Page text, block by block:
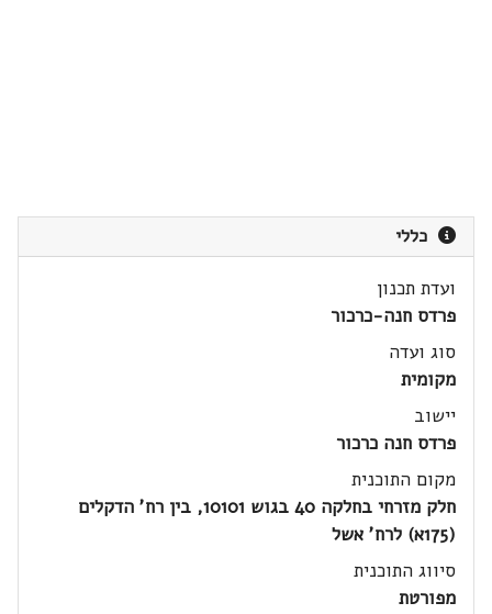
כללי
ועדת תכנון
פרדס חנה-כרכור
סוג ועדה
מקומית
יישוב
פרדס חנה כרכור
מקום התוכנית
חלק מזרחי בחלקה 40 בגוש 10101, בין רח' הדקלים
(175א) לרח' אשל
סיווג התוכנית
מפורטת